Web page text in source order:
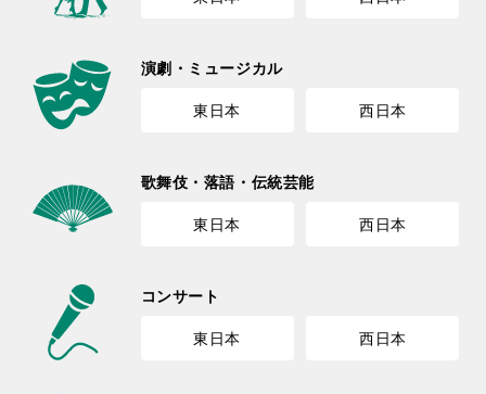
演劇・ミュージカル
東日本
西日本
歌舞伎・落語・伝統芸能
東日本
西日本
コンサート
東日本
西日本